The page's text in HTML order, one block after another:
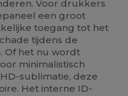
Voor drukkers
een groot
toegang tot het
tijdens de
Of het nu wordt
minimalistisch
sublimatie, deze
Het interne ID-